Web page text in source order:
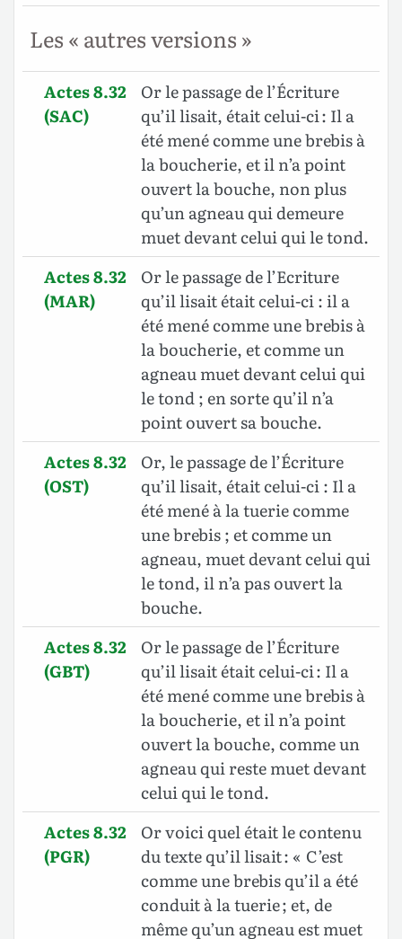
Les « autres versions »
Actes 8.32
(SAC)
Or le passage de l’Écriture
qu’il lisait, était celui-ci : Il a
été mené comme une brebis à
la boucherie, et il n’a point
ouvert la bouche, non plus
qu’un agneau qui demeure
muet devant celui qui le tond.
Actes 8.32
(MAR)
Or le passage de l’Ecriture
qu’il lisait était celui-ci : il a
été mené comme une brebis à
la boucherie, et comme un
agneau muet devant celui qui
le tond ; en sorte qu’il n’a
point ouvert sa bouche.
Actes 8.32
(OST)
Or, le passage de l’Écriture
qu’il lisait, était celui-ci : Il a
été mené à la tuerie comme
une brebis ; et comme un
agneau, muet devant celui qui
le tond, il n’a pas ouvert la
bouche.
Actes 8.32
(GBT)
Or le passage de l’Écriture
qu’il lisait était celui-ci : Il a
été mené comme une brebis à
la boucherie, et il n’a point
ouvert la bouche, comme un
agneau qui reste muet devant
celui qui le tond.
Actes 8.32
(PGR)
Or voici quel était le contenu
du texte qu’il lisait : « C’est
comme une brebis qu’il a été
conduit à la tuerie ; et, de
même qu’un agneau est muet